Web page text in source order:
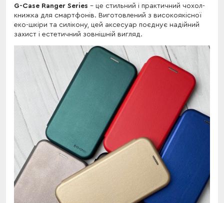
G-Case Ranger Series - це стильний і практичний чохол-
книжка для смартфонів. Виготовлений з високоякісної
еко-шкіри та силікону, цей аксесуар поєднує надійний
захист і естетичний зовнішній вигляд.